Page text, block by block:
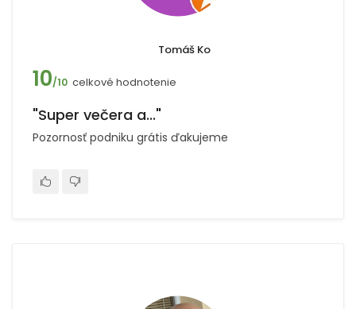
Tomáš Ko
10/10 celkové hodnotenie
"Super večera a..."
Pozornosť podniku grátis ďakujeme